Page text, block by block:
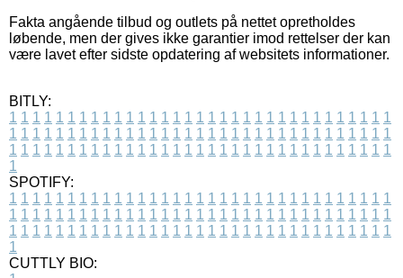
Fakta angående tilbud og outlets på nettet opretholdes
løbende, men der gives ikke garantier imod rettelser der kan
være lavet efter sidste opdatering af websitets informationer.
BITLY:
1 1 1 1 1 1 1 1 1 1 1 1 1 1 1 1 1 1 1 1 1 1 1 1 1 1 1 1 1 1 1 1 1
1 1 1 1 1 1 1 1 1 1 1 1 1 1 1 1 1 1 1 1 1 1 1 1 1 1 1 1 1 1 1 1 1
1 1 1 1 1 1 1 1 1 1 1 1 1 1 1 1 1 1 1 1 1 1 1 1 1 1 1 1 1 1 1 1 1
1
SPOTIFY:
1 1 1 1 1 1 1 1 1 1 1 1 1 1 1 1 1 1 1 1 1 1 1 1 1 1 1 1 1 1 1 1 1
1 1 1 1 1 1 1 1 1 1 1 1 1 1 1 1 1 1 1 1 1 1 1 1 1 1 1 1 1 1 1 1 1
1 1 1 1 1 1 1 1 1 1 1 1 1 1 1 1 1 1 1 1 1 1 1 1 1 1 1 1 1 1 1 1 1
1
CUTTLY BIO: